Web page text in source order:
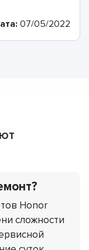
07/05/2022
Honor
сложности